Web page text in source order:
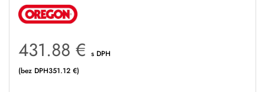
431.88 € s DPH
(bez DPH351.12 €)